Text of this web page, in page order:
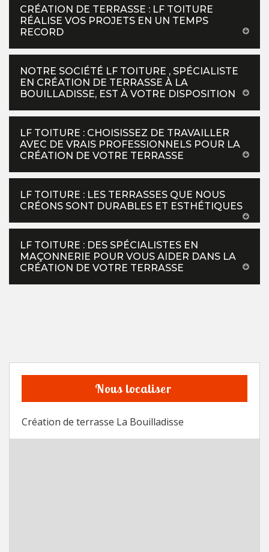
CRÉATION DE TERRASSE : LF TOITURE
RÉALISE VOS PROJETS EN UN TEMPS
RECORD
NOTRE SOCIÉTÉ LF TOITURE , SPÉCIALISTE
EN CRÉATION DE TERRASSE À LA
BOUILLADISSE, EST À VOTRE DISPOSITION
LF TOITURE : CHOISISSEZ DE TRAVAILLER
AVEC DE VRAIS PROFESSIONNELS POUR LA
CRÉATION DE VOTRE TERRASSE
LF TOITURE : LES TERRASSES QUE NOUS
CRÉONS SONT DURABLES ET ESTHÉTIQUES
LF TOITURE : DES SPÉCIALISTES EN
MAÇONNERIE POUR VOUS AIDER DANS LA
CRÉATION DE VOTRE TERRASSE
Nous localiser
Création de terrasse La Bouilladisse